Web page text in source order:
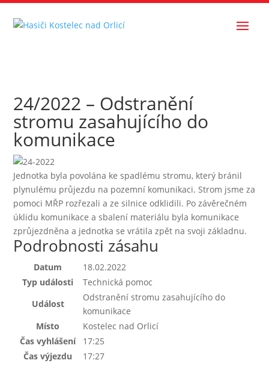
24/2022 – Odstranění
stromu zasahujícího do
komunikace
Jednotka byla povolána ke spadlému stromu, který bránil
plynulému průjezdu na pozemní komunikaci. Strom jsme za
pomoci MŘP rozřezali a ze silnice odklidili. Po závěrečném
úklidu komunikace a sbalení materiálu byla komunikace
zprůjezdněna a jednotka se vrátila zpět na svoji základnu.
Podrobnosti zásahu
Datum
18.02.2022
Typ události
Technická pomoc
Událost
Odstranění stromu zasahujícího do
komunikace
Místo
Kostelec nad Orlicí
Čas vyhlášení
17:25
Čas výjezdu
17:27